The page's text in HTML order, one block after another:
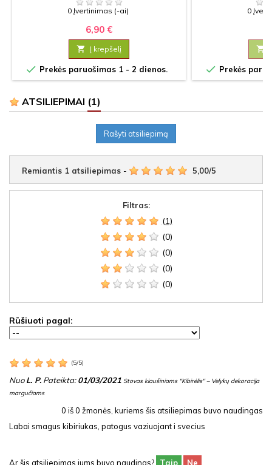
0 Įvertinimas (-ai)
6,90 €
 Į krepšelį
 Prekės paruošimas 1 - 2 dienos.
0

 Prekės
ATSILIEPIMAI (1)
Rašyti atsiliepimą
Remiantis 1 atsiliepimas - 5,00/5
Filtras:
(1)
(0)
(0)
(0)
(0)
Rūšiuoti pagal:
(5/5)
NuoL. P. Pateikta:01/03/2021 Stovas kiaušiniams "Kibirėlis" – Velykų dekoracija
margučiams
0 iš0 žmonės, kuriems šis atsiliepimas buvo naudingas
Labai smagus kibiriukas, patogus vaziuojant i svecius
Ar šis atsiliepimas jums buvo naudings? Taip Ne